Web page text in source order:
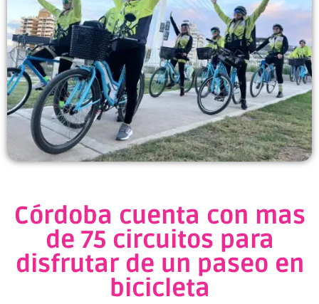
Córdoba cuenta con mas
de 75 circuitos para
disfrutar de un paseo en
bicicleta